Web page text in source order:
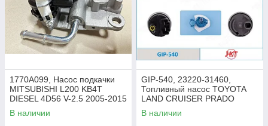
1770A099, Насос подкачки
MITSUBISHI L200 KB4T
DIESEL 4D56 V-2.5 2005-2015
В наличии
GIP-540, 23220-31460,
Топливный насос TOYOTA
LAND CRUISER PRADO
GRJ150 2017-2020, HKT
В наличии